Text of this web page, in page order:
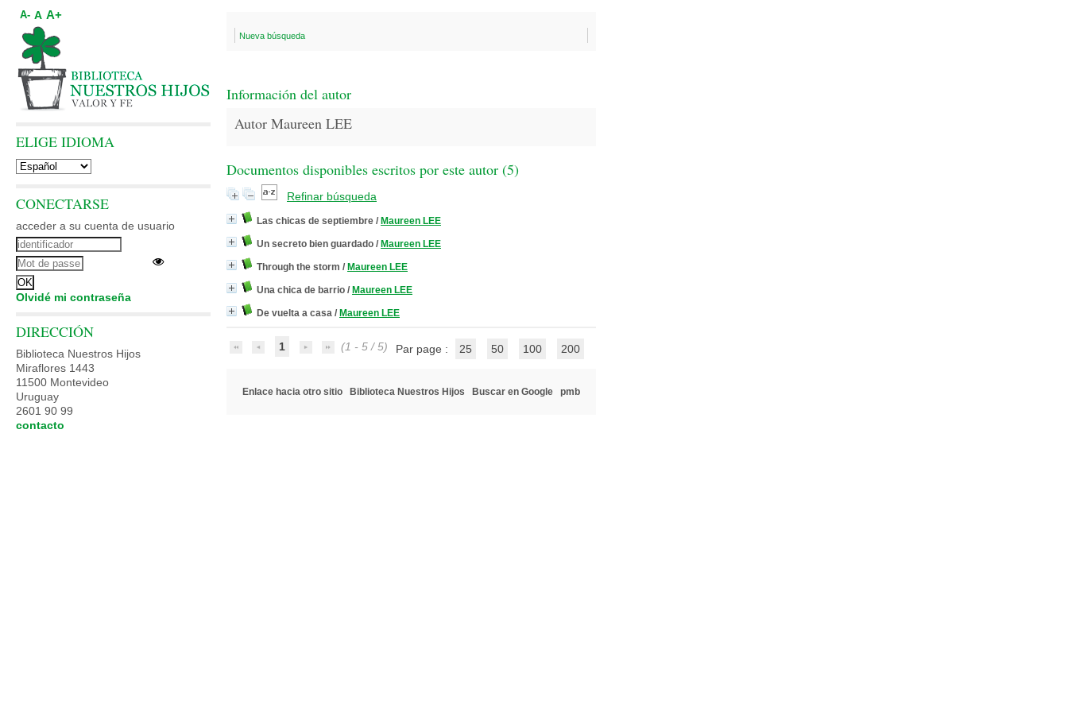
Nueva búsqueda
Información del autor
Autor Maureen LEE
Documentos disponibles escritos por este autor (5)
Refinar búsqueda
Las chicas de septiembre / Maureen LEE
Un secreto bien guardado / Maureen LEE
Through the storm / Maureen LEE
Una chica de barrio / Maureen LEE
De vuelta a casa / Maureen LEE
1 (1 - 5 / 5) Par page : 25 50 100 200
Enlace hacia otro sitio Biblioteca Nuestros Hijos Buscar en Google pmb
A- A A+
ELIGE IDIOMA
CONECTARSE
acceder a su cuenta de usuario
Olvidé mi contraseña
DIRECCIÓN
Biblioteca Nuestros Hijos
Miraflores 1443
11500 Montevideo
Uruguay
2601 90 99
contacto